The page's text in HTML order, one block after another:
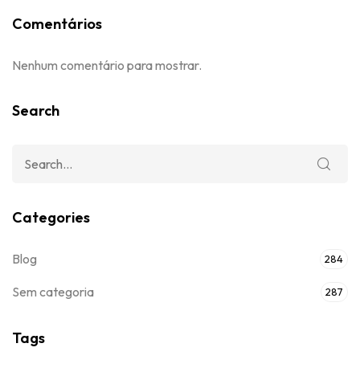
Comentários
Nenhum comentário para mostrar.
Search
Categories
Blog 284
Sem categoria 287
Tags